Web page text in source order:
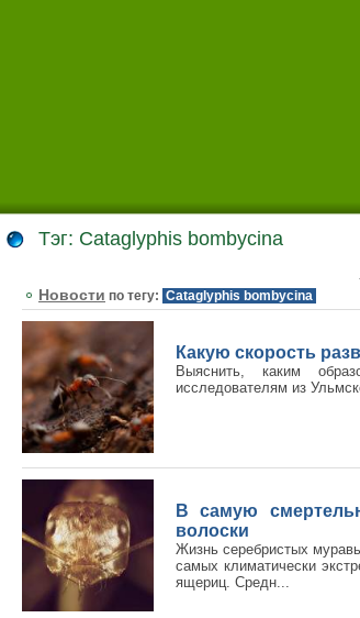
Тэг: Cataglyphis bombycina
Новости по тегу: Cataglyphis bombycina
Какую скорость
Выяснить, каким
исследователям из
В самую
волоски
Жизнь серебристых
самых климатически
ящериц. Средн...